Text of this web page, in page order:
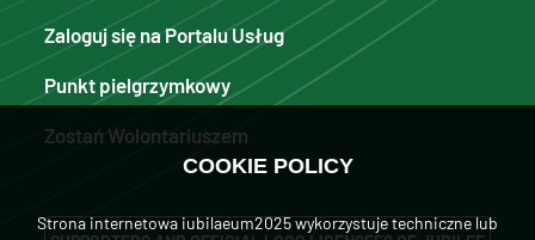
Zaloguj się na Portalu Usług
Punkt pielgrzymkowy
Zostań Wolontariuszem
COOKIE POLICY
Strona internetowa iubilaeum2025 wykorzystuje techniczne lub